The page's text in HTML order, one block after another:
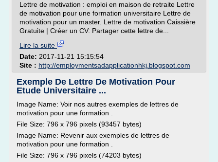
Lettre de motivation : emploi en maison de retraite Lettre
de motivation pour une formation universitaire Lettre de
motivation pour un master. Lettre de motivation Caissière
Gratuite | Créer un CV: Partager cette lettre de...
Lire la suite
Date: 2017-11-21 15:15:54
Site : http://employmentsadapplicationhkj.blogspot.com
Exemple De Lettre De Motivation Pour
Etude Universitaire ...
Image Name: Voir nos autres exemples de lettres de
motivation pour une formation .
File Size: 796 x 796 pixels (93457 bytes)
Image Name: Revenir aux exemples de lettres de
motivation pour une formation .
File Size: 796 x 796 pixels (74203 bytes)